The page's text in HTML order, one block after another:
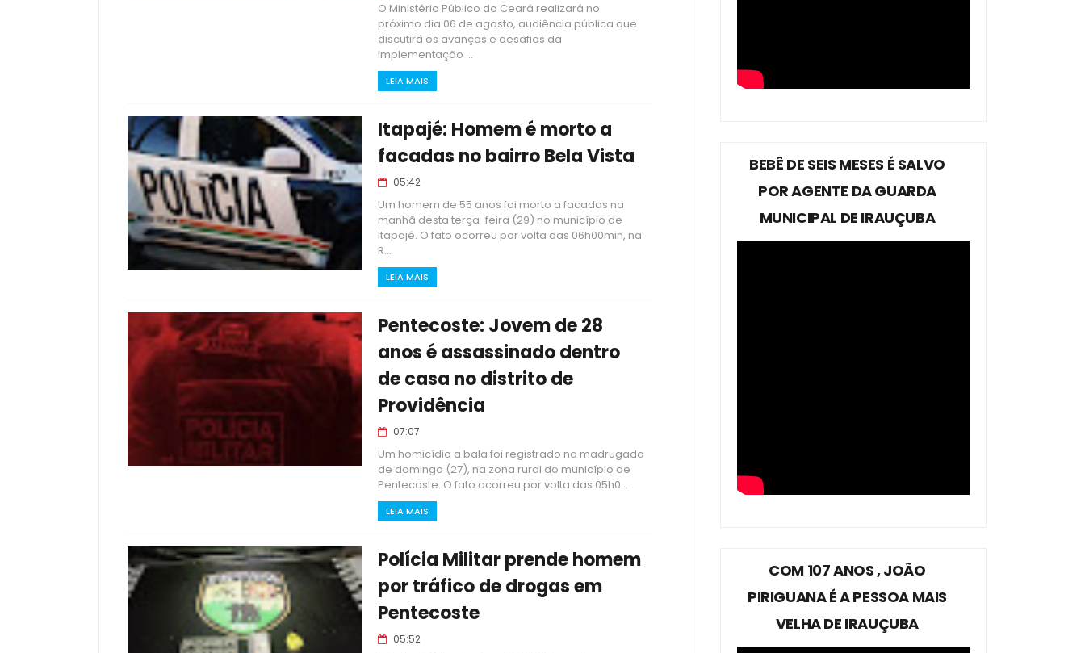
O Ministério Público do Ceará realizará no
próximo dia 06 de agosto, audiência pública que
discutirá os avanços e desafios da
implementação ...
LEIA MAIS
Itapajé: Homem é morto a
facadas no bairro Bela Vista
05:42
Um homem de 55 anos foi morto a facadas na
manhã desta terça-feira (29) no município de
Itapajé. O fato ocorreu por volta das 06h00min, na
R...
LEIA MAIS
Pentecoste: Jovem de 28
anos é assassinado dentro
de casa no distrito de
Providência
07:07
Um homicídio a bala foi registrado na madrugada
de domingo (27), na zona rural do município de
Pentecoste. O fato ocorreu por volta das 05h0...
LEIA MAIS
Polícia Militar prende homem
por tráfico de drogas em
Pentecoste
05:52
BEBÊ DE SEIS MESES É SALVO
POR AGENTE DA GUARDA
MUNICIPAL DE IRAUÇUBA
COM 107 ANOS , JOÃO
PIRIGUANA É A PESSOA MAIS
VELHA DE IRAUÇUBA